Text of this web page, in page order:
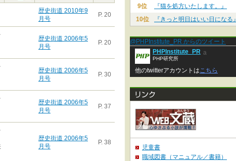
歴史街道 2010年9
月号
P. 20
歴史街道 2006年5
月号
P. 20
歴史街道 2006年5
月号
P. 30
歴史街道 2006年5
月号
P. 37
歴史街道 2006年5
月号
P. 38
9位
『猫を処方いたします。』
10位
『きっと明日はいい日になる』
@PHPInstitute_PR からのツイート
PHPInstitute_PR
PHP研究所
a
他のtwitterアカウントはこちら
児童書
職域図書（マニュアル／書籍）